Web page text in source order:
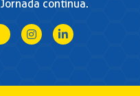
Jornada continua.